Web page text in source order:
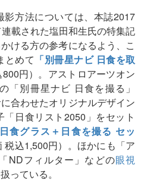
影方法については、本誌2017
載された塩田和生氏の特集記
ける方の参考になるよう、こ
とめて 「別冊星ナビ 日食を取
円）。アストロアーツオン
「別冊星ナビ 日食を撮る」
合わせたオリジナルデザイン
日食リスト2050」をセット
食グラス＋日食を撮る セッ
税込1,500円）。ほかにも「ア
NDフィルター」などの眼視
っている。